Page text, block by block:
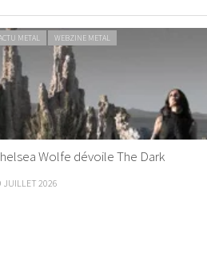
METAL WEBZINE METAL
Wolfe dévoile The Dark
JUILLET 2026